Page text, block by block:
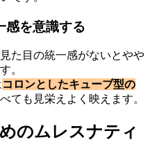
を意識する
た目の統一感がないとやや
。
コロンとしたキューブ型の
ても見栄えよく映えます。
のムレスナティ